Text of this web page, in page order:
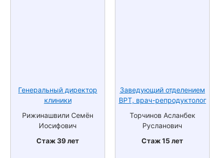
Генеральный директор
клиники
Рижинашвили Семён
Иосифович
Стаж 39 лет
Заведующий отделением
ВРТ, врач-репродуктолог
Торчинов Асланбек
Русланович
Стаж 15 лет